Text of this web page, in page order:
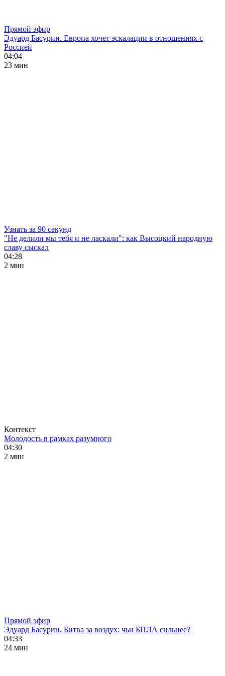
Прямой эфир
Эдуард Басурин. Европа хочет эскалации в отношениях с
Россией
04:04
23 мин
Узнать за 90 секунд
"Не делили мы тебя и не ласкали": как Высоцкий народную
славу сыскал
04:28
2 мин
Контекст
Молодость в рамках разумного
04:30
2 мин
Прямой эфир
Эдуард Басурин. Битва за воздух: чьи БПЛА сильнее?
04:33
24 мин